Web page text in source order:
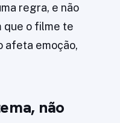
regra, e não
que o filme te
afeta emoção,
não